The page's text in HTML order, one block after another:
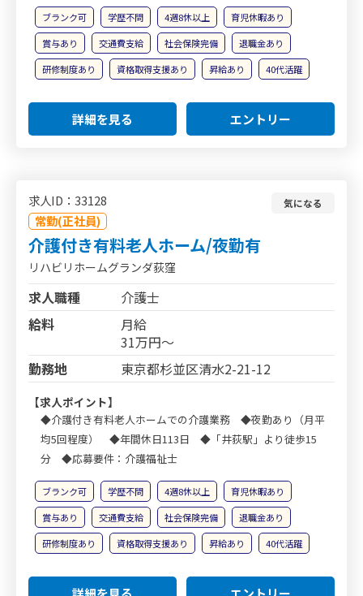
ブランク可 学歴不問 4週8休以上
育児休暇あり
賞与あり
交通費支給 社会保険完備
退職金あり
研修制度あり
資格取得支援あり 昇給あり 40代活躍
詳細を見る エントリー
求人ID：33128
常勤(正社員)
気になる
介護付き有料老人ホーム/夜勤有
リハビリホームグランダ荻窪
求人職種
介護士
給料
月給
31万円～
勤務地
東京都杉並区清水2-21-12
【求人ポイント】
◆介護付き有料老人ホームでの介護業務 ◆夜勤あり（月平
均5回程度） ◆年間休日113日 ◆「井荻駅」より徒歩15
分 ◆応募要件：介護福祉士
ブランク可 学歴不問 4週8休以上
育児休暇あり
賞与あり
交通費支給 社会保険完備
退職金あり
研修制度あり
資格取得支援あり 昇給あり 40代活躍